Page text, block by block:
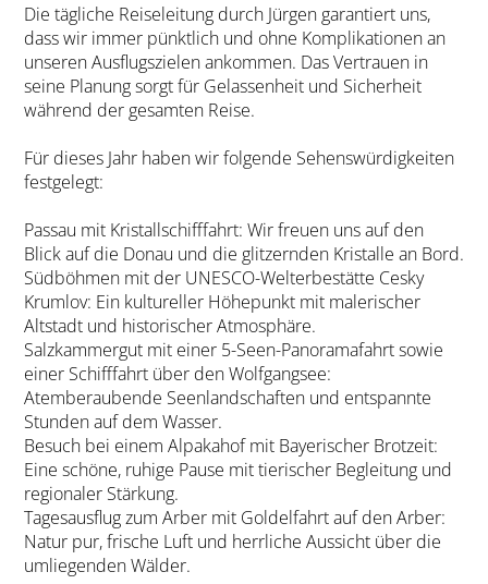
Die tägliche Reiseleitung durch Jürgen garantiert uns,
dass wir immer pünktlich und ohne Komplikationen an
unseren Ausflugszielen ankommen. Das Vertrauen in
seine Planung sorgt für Gelassenheit und Sicherheit
während der gesamten Reise.
Für dieses Jahr haben wir folgende Sehenswürdigkeiten
festgelegt:
Passau mit Kristallschifffahrt: Wir freuen uns auf den
Blick auf die Donau und die glitzernden Kristalle an Bord.
Südböhmen mit der UNESCO-Welterbestätte Cesky
Krumlov: Ein kultureller Höhepunkt mit malerischer
Altstadt und historischer Atmosphäre.
Salzkammergut mit einer 5-Seen-Panoramafahrt sowie
einer Schifffahrt über den Wolfgangsee:
Atemberaubende Seenlandschaften und entspannte
Stunden auf dem Wasser.
Besuch bei einem Alpakahof mit Bayerischer Brotzeit:
Eine schöne, ruhige Pause mit tierischer Begleitung und
regionaler Stärkung.
Tagesausflug zum Arber mit Goldelfahrt auf den Arber:
Natur pur, frische Luft und herrliche Aussicht über die
umliegenden Wälder.